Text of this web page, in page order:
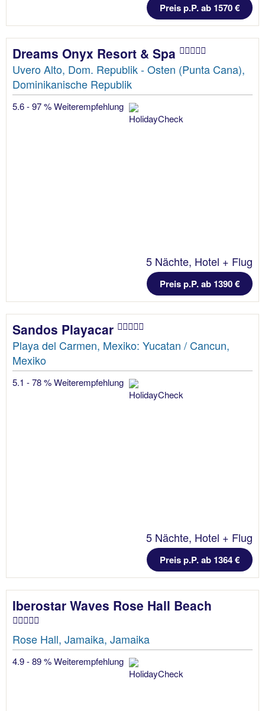
Preis p.P. ab 1570 €
Dreams Onyx Resort & Spa
Uvero Alto, Dom. Republik - Osten (Punta Cana),
Dominikanische Republik
5.6 - 97 % Weiterempfehlung
5 Nächte, Hotel + Flug
Preis p.P. ab 1390 €
Sandos Playacar
Playa del Carmen, Mexiko: Yucatan / Cancun,
Mexiko
5.1 - 78 % Weiterempfehlung
5 Nächte, Hotel + Flug
Preis p.P. ab 1364 €
Iberostar Waves Rose Hall Beach
Rose Hall, Jamaika, Jamaika
4.9 - 89 % Weiterempfehlung